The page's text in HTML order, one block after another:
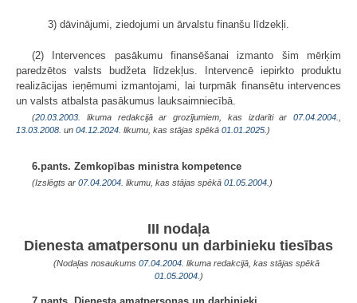
3) dāvinājumi, ziedojumi un ārvalstu finanšu līdzekļi.
(2) Intervences pasākumu finansēšanai izmanto šim mērķim
paredzētos valsts budžeta līdzekļus. Intervencē iepirkto produktu
realizācijas ieņēmumi izmantojami, lai turpmāk finansētu intervences
un valsts atbalsta pasākumus lauksaimniecībā.
(20.03.2003 . likuma redakcijā ar grozījumiem, kas izdarīti ar 07.04.2004.
13.03.2008. un 04.12.2024 . likumu, kas stājas spēkā 01.01.2025. )
6.pants. Zemkopības ministra kompetence
(Izslēgts ar 07.04.2004 . likumu, kas stājas spēkā 01.05.2004. )
III nodaļa
Dienesta amatpersonu un darbinieku tiesības
(Nodaļas nosaukums 07.04.2004. likuma redakcijā, kas stājas spēkā
01.05.2004.)